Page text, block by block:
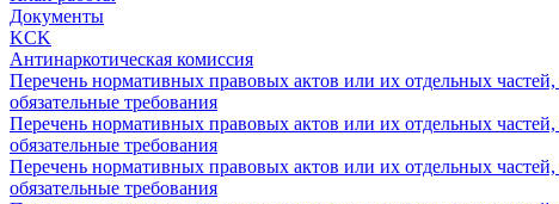
Документы
KCK
Антинаркотическая комиссия
Перечень нормативных правовых актов или их отдельных
обязательные требования
Перечень нормативных правовых актов или их отдельных
обязательные требования
Перечень нормативных правовых актов или их отдельных
обязательные требования